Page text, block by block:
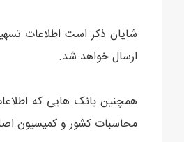
شایان ذکر است اطلاعات
ارسال خواهد شد.
همچنین بانک هایی که
محاسبات کشور و کمیسیون اصل 90 مجلس شورای اسلامی اعلام می